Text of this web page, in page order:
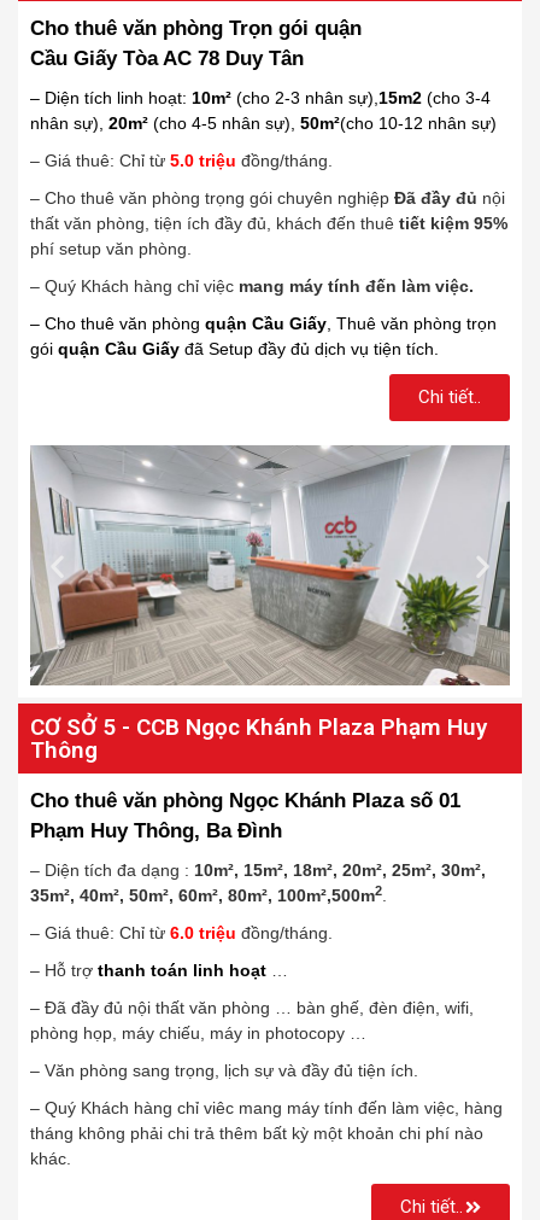
Cho thuê văn phòng Trọn gói quận
Cầu Giấy Tòa AC 78 Duy Tân
– Diện tích linh hoạt: 10m² (cho 2-3 nhân sự), 15m2 (cho 3-4
nhân sự), 20m² (cho 4-5 nhân sự), 50m²(cho 10-12 nhân sự)
– Giá thuê: Chỉ từ 5.0 triệu đồng/tháng.
– Cho thuê văn phòng trọng gói chuyên nghiệp Đã đầy đủ nội
thất văn phòng, tiện ích đầy đủ, khách đến thuê tiết kiệm 95%
phí setup văn phòng.
– Quý Khách hàng chỉ việc mang máy tính đến làm việc.
– Cho thuê văn phòng quận Cầu Giấy , Thuê văn phòng trọn
gói quận Cầu Giấy đã Setup đầy đủ dịch vụ tiện tích.
Chi tiết..
CƠ SỞ 5 - CCB Ngọc Khánh Plaza Phạm Huy
Thông
Cho thuê văn phòng Ngọc Khánh Plaza số 01
Phạm Huy Thông, Ba Đình
– Diện tích đa dạng : 10m², 15m², 18m², 20m², 25m², 30m²,
35m², 40m², 50m², 60m², 80m², 100m²,500m2
– Giá thuê: Chỉ từ 6.0 triệu đồng/tháng.
– Hỗ trợ thanh toán linh hoạt
– Đã đầy đủ nội thất văn phòng … bàn ghế, đèn điện, wifi,
phòng họp, máy chiếu, máy in photocopy …
– Văn phòng sang trọng, lịch sự và đầy đủ tiện ích.
– Quý Khách hàng chỉ viêc mang máy tính đến làm việc, hàng
tháng không phải chi trả thêm bất kỳ một khoản chi phí nào
khác.
Chi tiết..